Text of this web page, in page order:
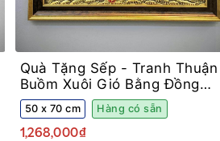
Quà Tặng Sếp - Tranh Thuận
Buồm Xuôi Gió Bằng Đồng
Màu Giả Cổ Khung Decor
50 x 70 cm Hàng có sẵn
1,268,000₫